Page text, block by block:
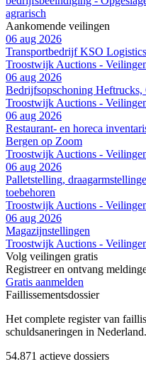
agrarisch
Aankomende veilingen
06 aug 2026
Transportbedrijf KSO
Troostwijk Auctions -
06 aug 2026
Bedrijfsopschoning Heftrucks,
Troostwijk Auctions -
06 aug 2026
Restaurant- en horeca
Bergen op Zoom
Troostwijk Auctions -
06 aug 2026
Palletstelling,
toebehoren
Troostwijk Auctions -
06 aug 2026
Magazijnstellingen
Troostwijk Auctions -
Volg veilingen gratis
Registreer en ontvang
Gratis aanmelden
Faillissementsdossier
Het complete register van
schuldsaneringen in Nederland.
54.871 actieve dossiers